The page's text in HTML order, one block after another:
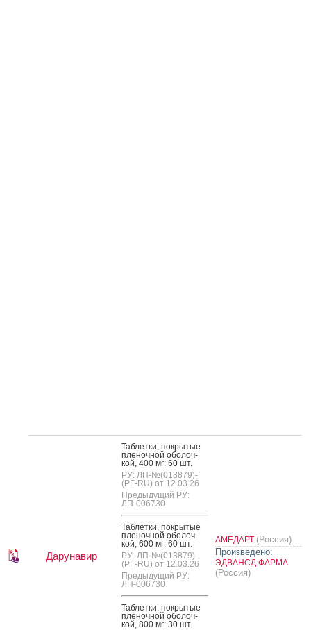
Дарунавир
Таб­летки, пок­ры­тые
пле­ноч­ной обо­лоч­
кой, 400 мг: 60 шт.
РУ: ЛП-№(013879)-
(РГ-RU) от 12.03.26
Предыдущий РУ:
ЛП-006730
Таб­летки, пок­ры­тые
пле­ноч­ной обо­лоч­
кой, 600 мг: 60 шт.
РУ: ЛП-№(013879)-
(РГ-RU) от 12.03.26
Предыдущий РУ:
ЛП-006730
Таб­летки, пок­ры­тые
пле­ноч­ной обо­лоч­
кой, 800 мг: 30 шт.
АМЕДАРТ (Россия)
Произведено:
ЭДВАНСД ФАРМА
(Россия)